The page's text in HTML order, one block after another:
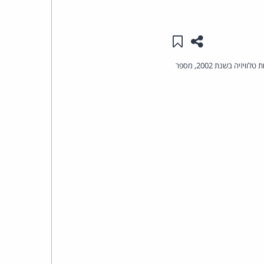
שתפו עמוד זה
שמור ב"תכנים שלי"
British Video Association מצאה (על-פי סקר שהקיף 16,000 נשאלים) שלעומת 570,000 איש שהורידו סרטים ותוכניות טלוויזיה בשנת 2002, מספר